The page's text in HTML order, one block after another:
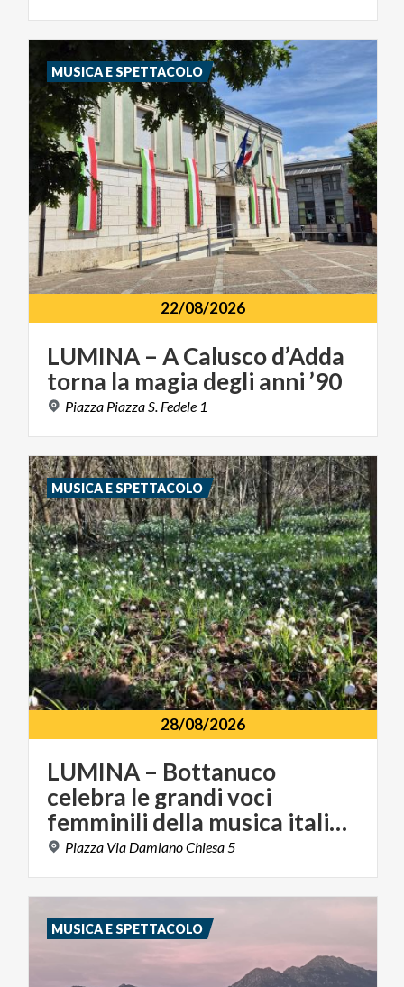
22/08/2026
LUMINA – ACaluscod’Adda
torna la magia degli anni ’90
Piazza Piazza S. Fedele 1
MUSICA E SPETTACOLO
28/08/2026
LUMINA – Bottanuco
celebra le grandi voci
femminili della musica italiana
Piazza Via DamianoChiesa5
MUSICA E SPETTACOLO
MUSICA E SPETTACOLO